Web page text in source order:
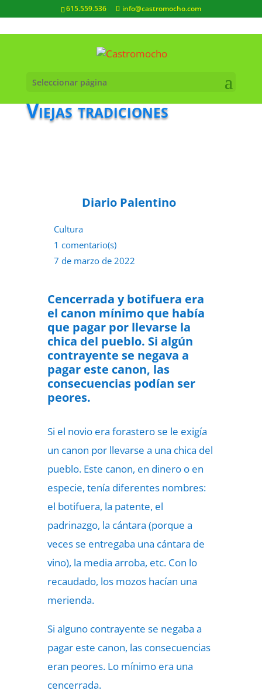
615.559.536 info@castromocho.com
Seleccionar página
Viejas tradiciones
Diario Palentino
Cultura
1 comentario(s)
7 de marzo de 2022
Cencerrada y botifuera era
el canon mínimo que había
que pagar por llevarse la
chica del pueblo. Si algún
contrayente se negava a
pagar este canon, las
consecuencias podían ser
peores.
Si el novio era forastero se le exigía
un canon por llevarse a una chica del
pueblo. Este canon, en dinero o en
especie, tenía diferentes nombres:
el botifuera, la patente, el
padrinazgo, la cántara (porque a
veces se entregaba una cántara de
vino), la media arroba, etc. Con lo
recaudado, los mozos hacían una
merienda.
Si alguno contrayente se negaba a
pagar este canon, las consecuencias
eran peores. Lo mínimo era una
cencerrada.